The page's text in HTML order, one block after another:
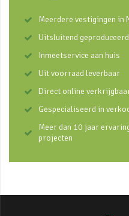
Meerdere vestigingen in
Uitsluitend
Inmeetservice aan huis
Uit voorraad leverbaar
Direct online
Gespecialiseerd in
Meer dan 10 jaar
projecten